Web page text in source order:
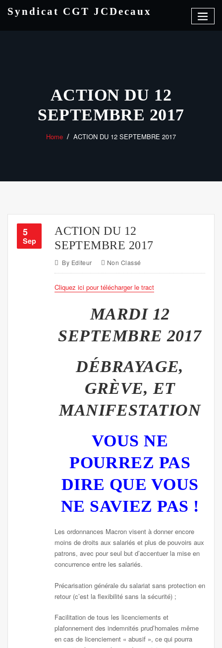
Syndicat CGT JCDecaux
ACTION DU 12
SEPTEMBRE 2017
Home ACTION DU 12 SEPTEMBRE 2017
5
Sep
ACTION DU 12
SEPTEMBRE 2017
By Editeur Non Classé
Cliquez ici pour télécharger le tract
MARDI 12
SEPTEMBRE 2017
DÉBRAYAGE,
GRÈVE, ET
MANIFESTATION
VOUS NE
POURREZ PAS
DIRE QUE VOUS
NE SAVIEZ PAS !
Les ordonnances Macron visent à donner encore
moins de droits aux salariés et plus de pouvoirs aux
patrons, avec pour seul but d’accentuer la mise en
concurrence entre les salariés.
Précarisation générale du salariat sans protection en
retour (c’est la flexibilité sans la sécurité) ;
Facilitation de tous les licenciements et
plafonnement des indemnités prud’homales même
en cas de licenciement « abusif », ce qui pourra